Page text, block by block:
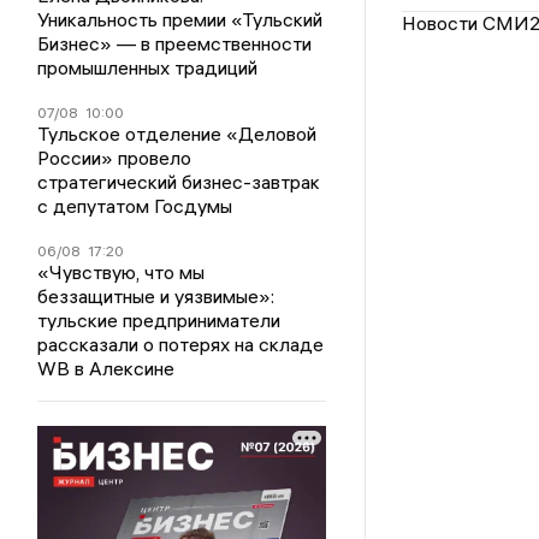
Уникальность премии «Тульский
Бизнес» — в преемственности
промышленных традиций
07/08 10:00
Тульское отделение «Деловой
России» провело
стратегический бизнес-завтрак
с депутатом Госдумы
06/08 17:20
«Чувствую, что мы
беззащитные и уязвимые»:
тульские предприниматели
рассказали о потерях на складе
WB в Алексине
Новости